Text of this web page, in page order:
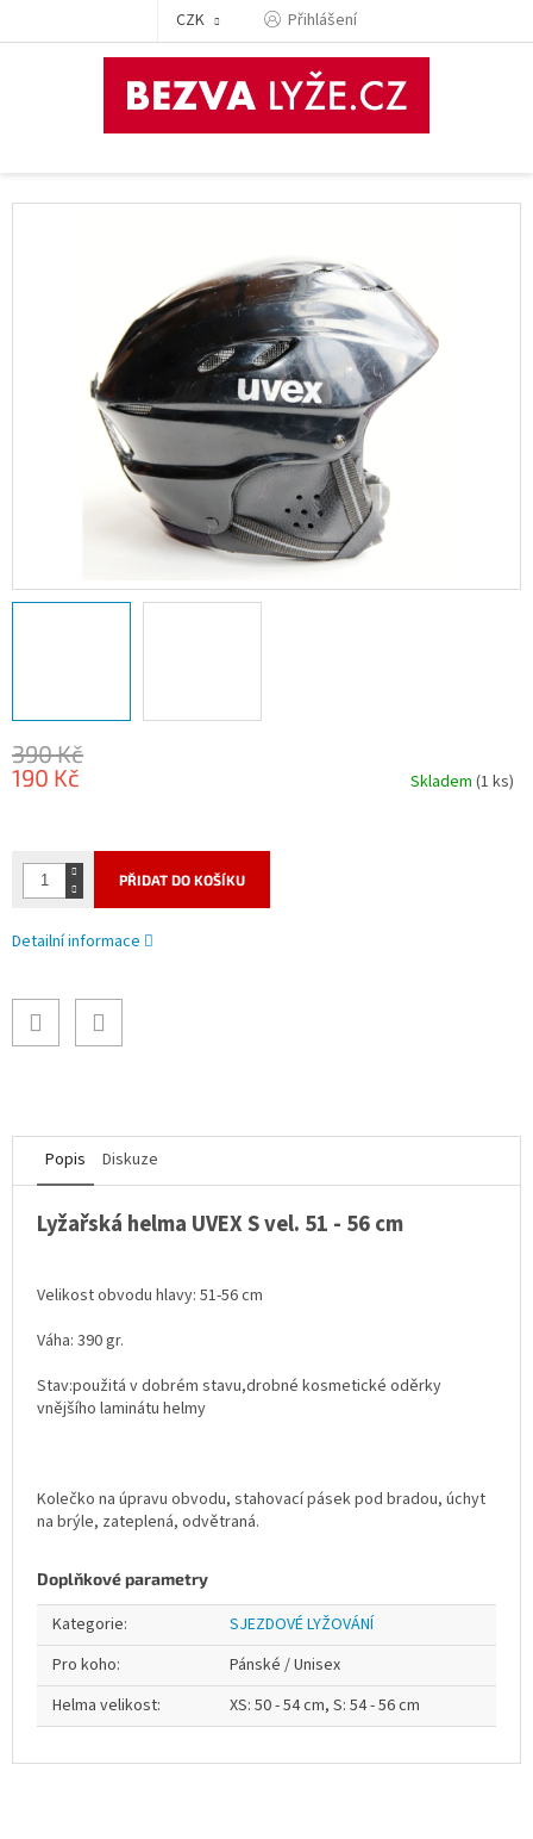
CZK Přihlášení
390 Kč
190 Kč
Skladem(1 ks)
PŘIDAT DO KOŠÍKU
Detailní informace
Popis Diskuze
Lyžařská helma UVEX S vel. 51 - 56 cm
Velikost obvodu hlavy: 51-56 cm
Váha: 390 gr.
Stav:použitá v dobrém stavu,drobné kosmetické oděrky
vnějšího laminátu helmy
Kolečko na úpravu obvodu, stahovací pásek pod bradou, úchyt
na brýle, zateplená, odvětraná.
Doplňkové parametry
Kategorie:
SJEZDOVÉ LYŽOVÁNÍ
Pro koho:
Pánské / Unisex
Helma velikost: XS: 50 - 54 cm, S: 54 - 56 cm